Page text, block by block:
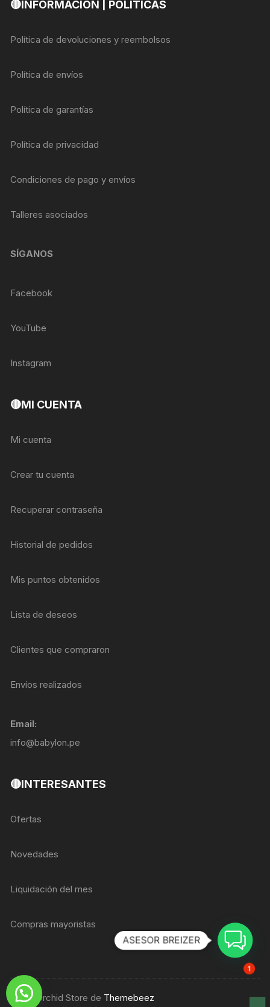
🔴INFORMACIÓN | POLITICAS
Política de devoluciones y reembolsos
Política de envíos
Política de garantías
Política de privacidad
Condiciones de pago y envíos
Talleres asociados
SÍGANOS
Facebook
YouTube
Instagram
🔴MI CUENTA
Mi cuenta
Crear tu cuenta
Recuperar contraseña
Historial de pedidos
Mis puntos obtenidos
Lista de deseos
Clientes que compraron
Envíos realizados
Email:
info@babylon.pe
🔴INTERESANTES
Ofertas
Novedades
Liquidación del mes
Compras mayoristas
Tema Orchid Store de Themebeez
ASESOR BREIZER
1